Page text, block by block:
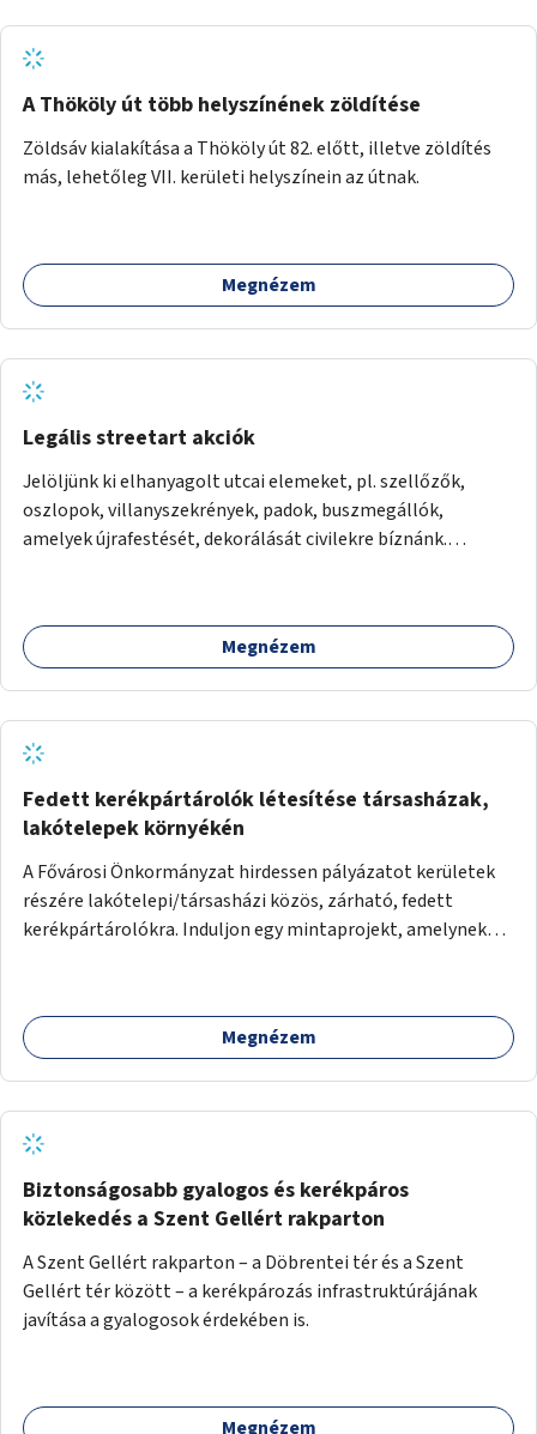
A Thököly út több helyszínének zöldítése
Zöldsáv kialakítása a Thököly út 82. előtt, illetve zöldítés
más, lehetőleg VII. kerületi helyszínein az útnak.
Megnézem
Legális streetart akciók
Jelöljünk ki elhanyagolt utcai elemeket, pl. szellőzők,
oszlopok, villanyszekrények, padok, buszmegállók,
amelyek újrafestését, dekorálását civilekre bíznánk.
Megnézem
Fedett kerékpártárolók létesítése társasházak,
lakótelepek környékén
A Fővárosi Önkormányzat hirdessen pályázatot kerületek
részére lakótelepi/társasházi közös, zárható, fedett
kerékpártárolókra. Induljon egy mintaprojekt, amelynek
Megnézem
Biztonságosabb gyalogos és kerékpáros
közlekedés a Szent Gellért rakparton
A Szent Gellért rakparton – a Döbrentei tér és a Szent
Gellért tér között – a kerékpározás infrastruktúrájának
javítása a gyalogosok érdekében is.
Megnézem